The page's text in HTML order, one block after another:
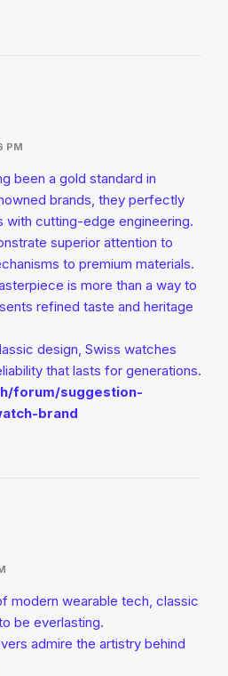
PM
been a gold standard in
brands, they perfectly
with cutting-edge engineering.
superior attention to
to premium materials.
is more than a way to
refined taste and heritage
design, Swiss watches
that lasts for generations.
forum/suggestion-
brand
modern wearable tech, classic
be everlasting.
admire the artistry behind